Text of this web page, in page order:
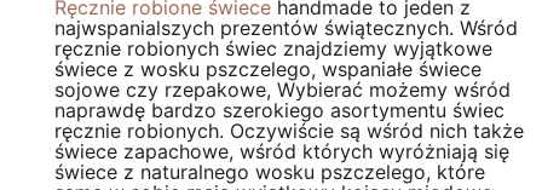
Ręcznie robione świece handmade to jeden z
najwspanialszych prezentów świątecznych. Wśród
ręcznie robionych świec znajdziemy wyjątkowe
świece z wosku pszczelego, wspaniałe świece
sojowe czy rzepakowe, Wybierać możemy wśród
naprawdę bardzo szerokiego asortymentu świec
ręcznie robionych. Oczywiście są wśród nich także
świece zapachowe, wśród których wyróżniają się
świece z naturalnego wosku pszczelego, które